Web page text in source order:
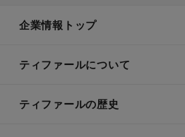
企業情報トップ
ティファールについて
ティファールの歴史